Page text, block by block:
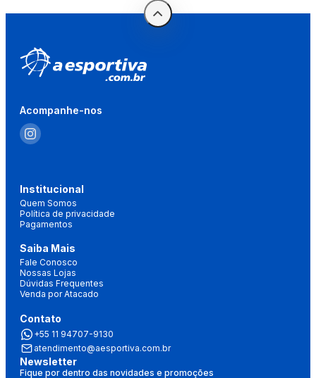
Acompanhe-nos
Institucional
Quem Somos
Política de privacidade
Pagamentos
Saiba Mais
Fale Conosco
Nossas Lojas
Dúvidas Frequentes
Venda por Atacado
Contato
+55 11 94707-9130
atendimento@aesportiva.com.br
Newsletter
Fique por dentro das novidades e promoções